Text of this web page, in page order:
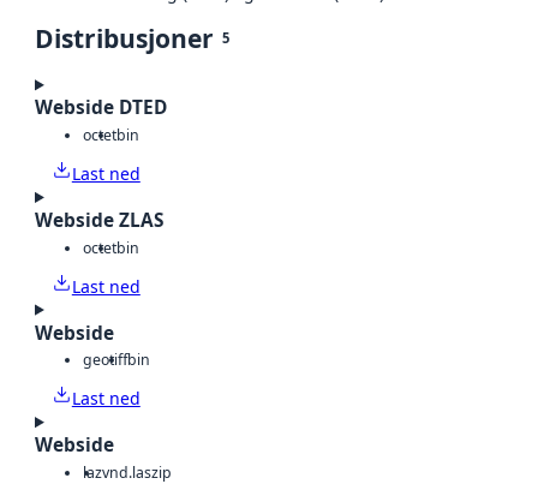
Distribusjoner 5
Webside DTED
octetbin
Last ned
Webside ZLAS
octetbin
Last ned
Webside
geotiffbin
Last ned
Webside
lazvnd.laszip